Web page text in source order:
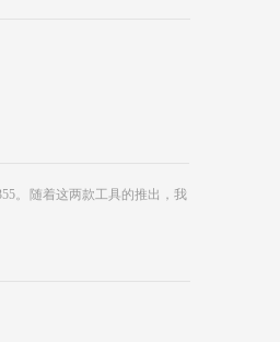
。 随着这两款工具的推出，我